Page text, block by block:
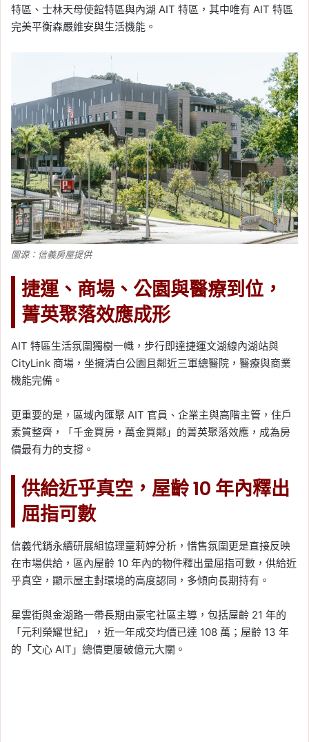
特區、士林天母使館特區與內湖 AIT 特區，其中唯有 AIT 特區
完美平衡森嚴維安與生活機能。
圖源：信義房屋提供
捷運、商場、公園與醫療到位，
菁英聚落效應成形
AIT 特區生活氛圍獨樹一幟，步行即達捷運文湖線內湖站與
CityLink 商場，坐擁清白公園且鄰近三軍總醫院，醫療與商業
機能完備。
更重要的是，區域內匯聚 AIT 官員、企業主與高階主管，住戶
素質整齊，「千金買房，萬金買鄰」的菁英聚落效應，成為房
價最有力的支撐。
供給近乎真空，屋齡 10 年內釋出
屈指可數
信義代銷永續研展組協理童莉婷分析，惜售氛圍更是直接反映
在市場供給，區內屋齡 10 年內的物件釋出量屈指可數，供給近
乎真空，顯示屋主對環境的高度認同，多傾向長期持有。
星雲街與金湖路一帶長期由豪宅社區主導，包括屋齡 21 年的
「元利榮耀世紀」，近一年成交均價已達 108 萬；屋齡 13 年
的「文心 AIT」總價更屢破億元大關。